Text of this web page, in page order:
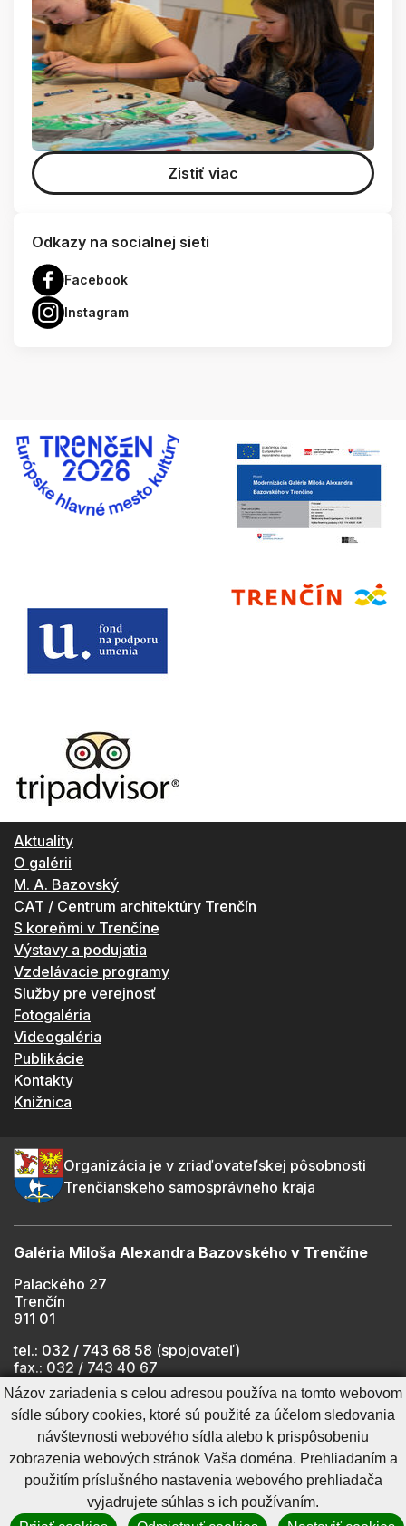
Zistiť viac
Odkazy na socialnej sieti
Facebook
Instagram
Aktuality
O galérii
M. A. Bazovský
CAT / Centrum architektúry Trenčín
S koreňmi v Trenčíne
Výstavy a podujatia
Vzdelávacie programy
Služby pre verejnosť
Fotogaléria
Videogaléria
Publikácie
Kontakty
Knižnica
Organizácia je v zriaďovateľskej pôsobnosti
Trenčianskeho samosprávneho kraja
Galéria Miloša Alexandra Bazovského v Trenčíne
Palackého 27
Trenčín
911 01
tel.: 032 / 743 68 58 (spojovateľ)
fax.: 032 / 743 40 67
e-mail:
info@gmab.sk
Cookies nastavenie
Ochrana osobných údajov
Cookies - viac informácií
Vyhlásenie o prístupnosti
Technický prevádzkovateľ
Správca obsahu
GenerujeCMS BUXUS
Názov zariadenia s celou adresou používa na tomto webovom
sídle súbory cookies, ktoré sú použité za účelom sledovania
návštevnosti webového sídla alebo k prispôsobeniu
zobrazenia webových stránok Vaša doména. Prehliadaním a
použitím príslušného nastavenia webového prehliadača
vyjadrujete súhlas s ich používaním.